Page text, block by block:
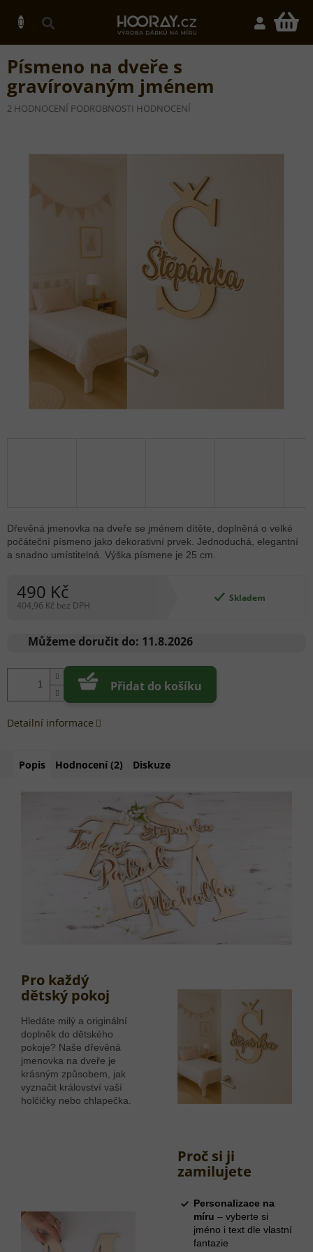
obsah
Písmeno na dveře s
gravírovaným jménem
PRŮMĚRNÉ
2 HODNOCENÍ PODROBNOSTI HODNOCENÍ
490 Kč
404,96 Kč bez DPH
cena:
Skladem
Můžeme doručit do: 11.8.2026
Přidat do košíku
Dřevěná jmenovka na dveře se jménem dítěte, doplněná o velké
počáteční písmeno jako dekorativní prvek. Jednoduchá, elegantní
a snadno umístitelná. Výška písmene je 25 cm.
Detailní informace
Popis Hodnocení (2) Diskuze
Pro každý
dětský pokoj
Hledáte milý a originální
doplněk do dětského
pokoje? Naše dřevěná
jmenovka na dveře je
krásným způsobem, jak
vyznačit království vaší
holčičky nebo chlapečka.
Proč si ji
zamilujete
Personalizace na
míru – vyberte si
jméno i text dle vlastní
fantazie